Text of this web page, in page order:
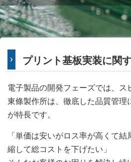
プリント基板実装に関
電子製品の開発フェーズでは、ス
東條製作所は、徹底した品質管
が特長です。
「単価は安いがロス率が高くて
縮して総コストを下げたい」